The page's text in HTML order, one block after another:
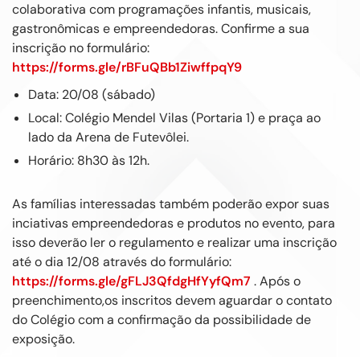
colaborativa com programações infantis, musicais,
gastronômicas e empreendedoras. Confirme a sua
inscrição no formulário:
https://forms.gle/rBFuQBb1ZiwffpqY9
Data: 20/08 (sábado)
Local: Colégio Mendel Vilas (Portaria 1) e praça ao
lado da Arena de Futevôlei.
Horário: 8h30 às 12h.
As famílias interessadas também poderão expor suas
inciativas empreendedoras e produtos no evento, para
isso deverão ler o regulamento e realizar uma inscrição
até o dia 12/08 através do formulário:
https://forms.gle/gFLJ3QfdgHfYyfQm7 . Após o
preenchimento,os inscritos devem aguardar o contato
do Colégio com a confirmação da possibilidade de
exposição.